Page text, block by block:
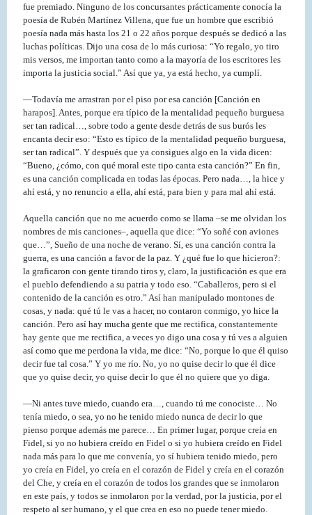
fue premiado. Ninguno de los concursantes prácticamente conocía la
poesía de Rubén Martínez Villena, que fue un hombre que escribió
poesía nada más hasta los 21 o 22 años porque después se dedicó a las
luchas políticas. Dijo una cosa de lo más curiosa: “Yo regalo, yo tiro
mis versos, me importan tanto como a la mayoría de los escritores les
importa la justicia social.” Así que ya, ya está hecho, ya cumplí.
—Todavía me arrastran por el piso por esa canción [Canción en
harapos]. Antes, porque era típico de la mentalidad pequeño burguesa
ser tan radical…, sobre todo a gente desde detrás de sus burós les
encanta decir eso: “Esto es típico de la mentalidad pequeño burguesa,
ser tan radical”. Y después que ya consigues algo en la vida dicen:
“Bueno, ¿cómo, con qué moral este tipo canta esta canción?” En fin,
es una canción complicada en todas las épocas. Pero nada…, la hice y
ahí está, y no renuncio a ella, ahí está, para bien y para mal ahí está.
Aquella canción que no me acuerdo como se llama –se me olvidan los
nombres de mis canciones–, aquella que dice: “Yo soñé con aviones
que…”, Sueño de una noche de verano. Sí, es una canción contra la
guerra, es una canción a favor de la paz. Y ¿qué fue lo que hicieron?:
la graficaron con gente tirando tiros y, claro, la justificación es que era
el pueblo defendiendo a su patria y todo eso. “Caballeros, pero si el
contenido de la canción es otro.” Así han manipulado montones de
cosas, y nada: qué tú le vas a hacer, no contaron conmigo, yo hice la
canción. Pero así hay mucha gente que me rectifica, constantemente
hay gente que me rectifica, a veces yo digo una cosa y tú ves a alguien
así como que me perdona la vida, me dice: “No, porque lo que él quiso
decir fue tal cosa.” Y yo me río. No, yo no quise decir lo que él dice
que yo quise decir, yo quise decir lo que él no quiere que yo diga.
—Ni antes tuve miedo, cuando era…, cuando tú me conociste… No
tenía miedo, o sea, yo no he tenido miedo nunca de decir lo que
pienso porque además me parece… En primer lugar, porque creía en
Fidel, si yo no hubiera creído en Fidel o si yo hubiera creído en Fidel
nada más para lo que me convenía, yo sí hubiera tenido miedo, pero
yo creía en Fidel, yo creía en el corazón de Fidel y creía en el corazón
del Che, y creía en el corazón de todos los grandes que se inmolaron
en este país, y todos se inmolaron por la verdad, por la justicia, por el
respeto al ser humano, y el que crea en eso no puede tener miedo.